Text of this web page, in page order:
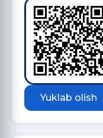
Yuklab olish